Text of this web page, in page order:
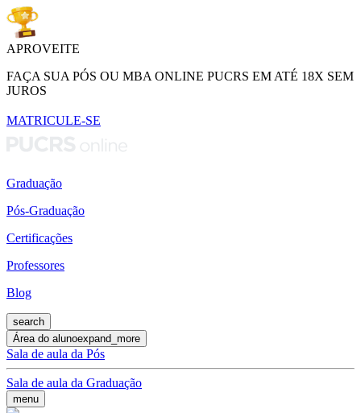
APROVEITE
FAÇA SUA PÓS OU MBA ONLINE PUCRS EM ATÉ 18X SEM
JUROS
MATRICULE-SE
Graduação
Pós-Graduação
Certificações
Professores
Blog
search
Área do alunoexpand_more
Sala de aula da Pós
Sala de aula da Graduação
menu